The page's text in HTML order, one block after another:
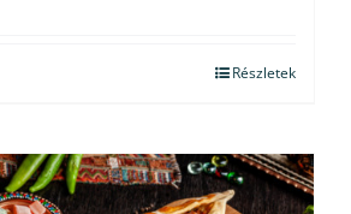
Részletek